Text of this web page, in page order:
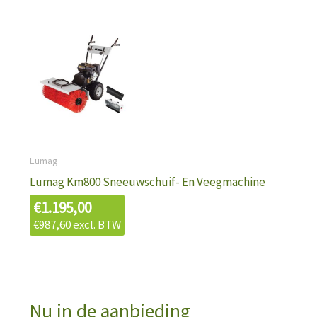
Lumag
Lumag Km800 Sneeuwschuif- En Veegmachine
€1.195,00
€987,60excl. BTW
Nu in de aanbieding